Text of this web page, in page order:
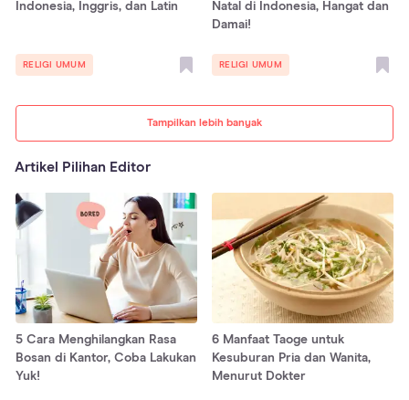
Tampilkan lebih banyak
Indonesia, Inggris, dan Latin
RELIGI UMUM
Natal di Indonesia, Hangat dan
Damai!
RELIGI UMUM
Artikel Pilihan Editor
5 Cara Menghilangkan Rasa
Bosan di Kantor, Coba Lakukan
Yuk!
6 Manfaat Taoge untuk
Kesuburan Pria dan Wanita,
Menurut Dokter